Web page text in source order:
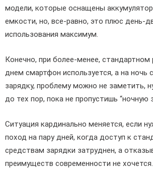
модели, которые оснащены
емкости, но, все-равно, это плюс день-
использования максимум.
Конечно, при более-менее, стандартном
днем смартфон используется, а на ночь
зарядку, проблему можно не заметить,
до тех пор, пока не пропустишь “ночную
Ситуация кардинально меняется, если
поход на пару дней, когда доступ к
средствам зарядки затруднен, а
преимуществ современности не